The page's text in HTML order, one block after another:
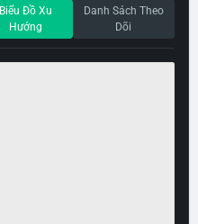
Biểu Đồ Xu
Hướng
Danh Sách Theo
Dõi